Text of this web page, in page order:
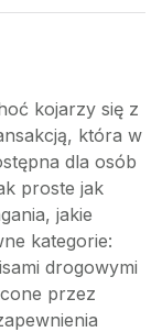
kojarzy się z
która w
dla osób
proste jak
jakie
kategorie:
drogowymi
przez